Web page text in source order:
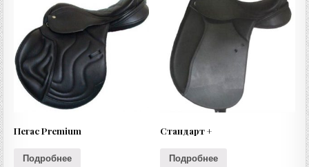
Пегас Premium
Подробнее
Стандарт +
Подробнее